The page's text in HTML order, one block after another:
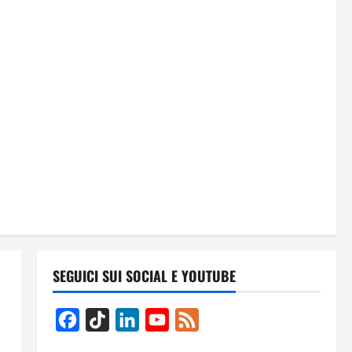
SEGUICI SUI SOCIAL E YOUTUBE
Facebook
TikTok LinkedInYouTube